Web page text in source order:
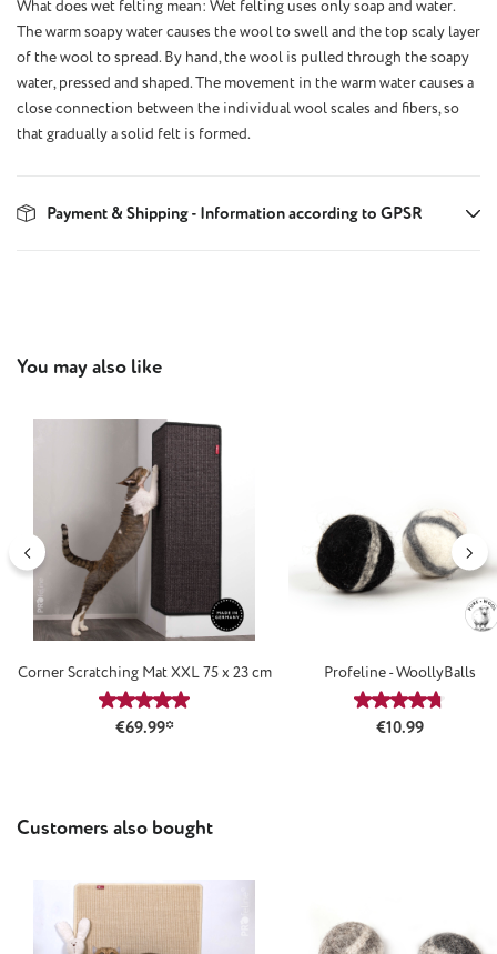
What does wet felting mean: Wet felting uses only soap and water.
The warm soapy water causes the wool to swell and the top scaly layer
of the wool to spread. By hand, the wool is pulled through the soapy
water, pressed and shaped. The movement in the warm water causes a
close connection between the individual wool scales and fibers, so
that gradually a solid felt is formed.
Payment & Shipping - Information according to GPSR
Skip product gallery
You may also like
Corner Scratching Mat XXL 75 x 23 cm
Average rating of 4.88 out of 5 stars
€69.99*
Profeline - WoollyBalls
Average
Regular price:
€10.99
Skip product gallery
Customers also bought